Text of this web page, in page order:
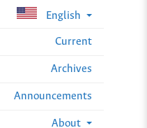
English
Current
Archives
Announcements
About